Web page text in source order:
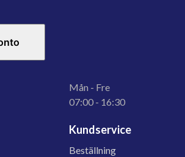
Mån - Fre
07:00 - 16:30
Kundservice
Beställning